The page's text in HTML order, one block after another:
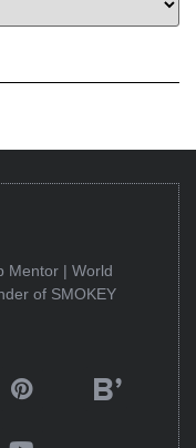
Mentor | World
of SMOKEY